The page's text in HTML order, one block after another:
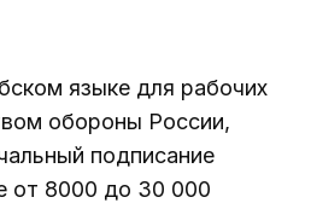
языке для рабочих
обороны России,
подписание
от 8000 до 30 000